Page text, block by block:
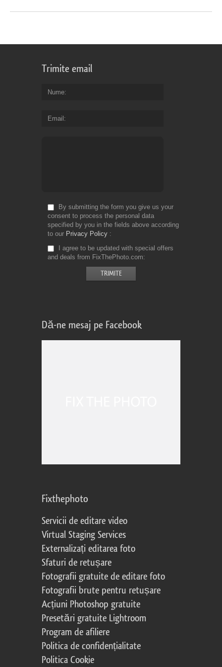
Trimite email
Nume
Email
By submitting the form you give us your
consent to process the personal data
specified by you in the fields above according
to our Privacy Policy
I agree to be updated with special offers
and deals from FixThePhoto.com
Dă-ne mesaj pe Facebook
Fixthephoto
Servicii de editare video
Virtual Staging Services
Externalizați editarea foto
Sfaturi de retușare
Fotografii gratuite de editare foto
Fotografii brute pentru retușare
Acțiuni Photoshop gratuite
Presetări gratuite Lightroom
Program de afiliere
Politica de confidențialitate
Politica Cookie